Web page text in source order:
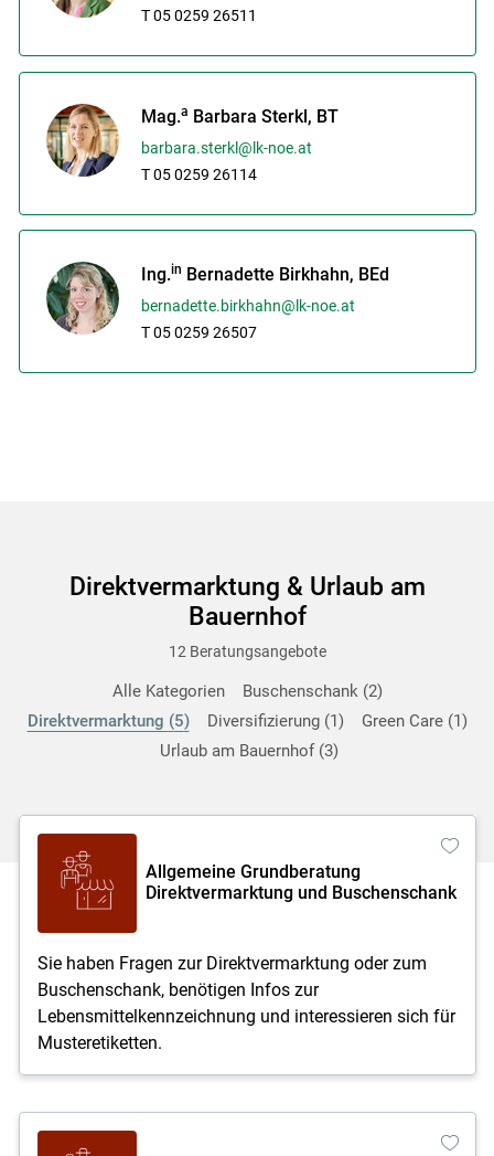
T 05 0259 26511
Mag.a Barbara Sterkl, BT
barbara.sterkl@lk-noe.at
T 05 0259 26114
Ing.in Bernadette Birkhahn, BEd
bernadette.birkhahn@lk-noe.at
T 05 0259 26507
Direktvermarktung & Urlaub am
Bauernhof
12 Beratungsangebote
Alle Kategorien Buschenschank 2
Direktvermarktung 5 Diversifizierung 1 Green Care 1
Urlaub am Bauernhof 3
Allgemeine Grundberatung
Direktvermarktung und Buschenschank
Sie haben Fragen zur Direktvermarktung oder zum
Buschenschank, benötigen Infos zur
Lebensmittelkennzeichnung und interessieren sich für
Musteretiketten.